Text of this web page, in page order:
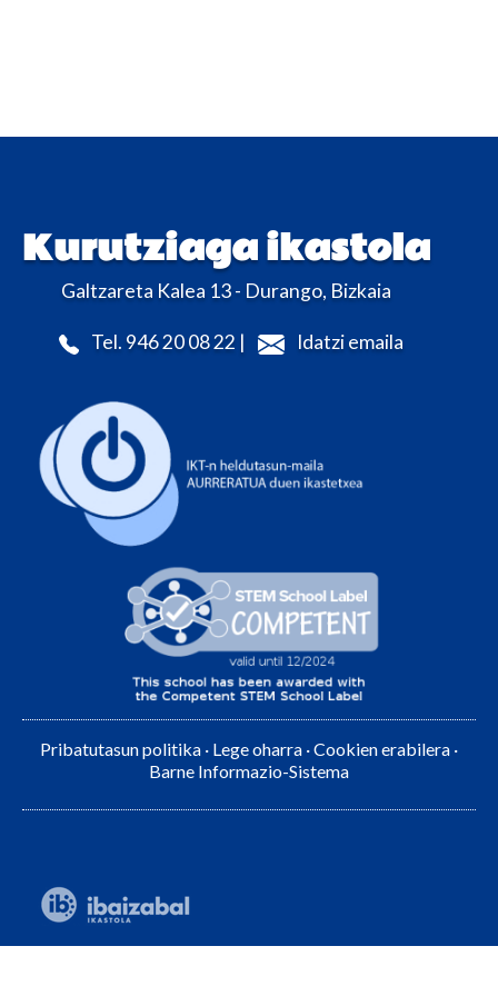
Kurutziaga ikastola
Galtzareta Kalea 13 - Durango, Bizkaia
Tel. 946 20 08 22 | Idatzi emaila
Pribatutasun politika · Lege oharra ·Cookien erabilera ·
Barne Informazio-Sistema